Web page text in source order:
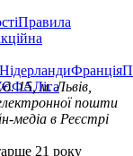
Правила
НідерландиФранція
Ліга
15, м. Львів,
пошти
медіа в Реєстрі
21 року